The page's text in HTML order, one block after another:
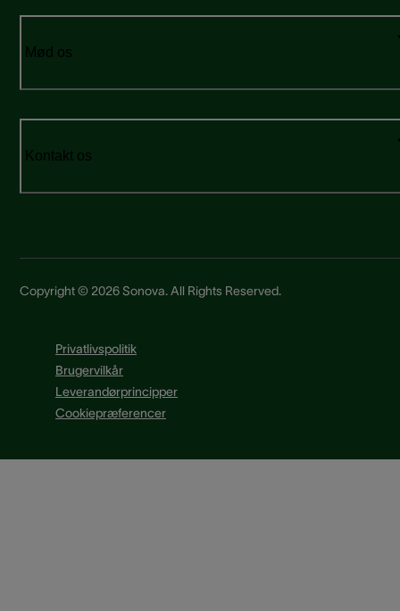
Mød os
Kontakt os
Copyright © 2026 Sonova. All Rights Reserved.
Privatlivspolitik
Brugervilkår
Leverandørprincipper
Cookiepræferencer